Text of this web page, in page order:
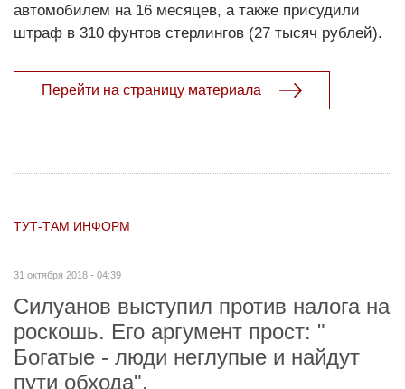
автомобилем на 16 месяцев, а также присудили
штраф в 310 фунтов стерлингов (27 тысяч рублей).
Перейти на страницу материала
ТУТ-ТАМ ИНФОРМ
31 октября 2018 - 04:39
Силуанов выступил против налога на
роскошь. Его аргумент прост: "
Богатые - люди неглупые и найдут
пути обхода".